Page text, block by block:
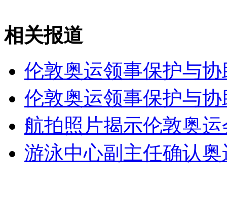
山西运城恶犬咬伤多人 警民合力深夜将其击毙
女孩北京地铁殴打老人 痛下狠手拳打脚踢
相关报道
伦敦奥运领事保护与
伦敦奥运领事保护与
航拍照片揭示伦敦奥
游泳中心副主任确认